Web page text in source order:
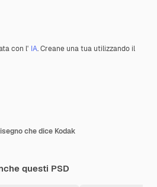
con l' IA. Creane una tua utilizzando il
che dice Kodak
questi PSD